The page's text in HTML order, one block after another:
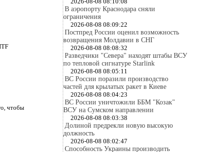
чтобы
В аэропорту Краснодара сняли
ограничения
2026-08-08 08:09:22
Постпред России оценил возможность
возвращения Молдавии в СНГ
2026-08-08 08:08:32
Разведчики "Севера" находят штабы ВСУ
по тепловой сигнатуре Starlink
2026-08-08 08:05:11
ВС России поразили производство
частей для крылатых ракет в Киеве
2026-08-08 08:04:23
ВС России уничтожили ББМ "Козак"
ВСУ на Сумском направлении
2026-08-08 08:03:38
Долиной предрекли новую высокую
должность
2026-08-08 08:02:47
Способность Украины производить